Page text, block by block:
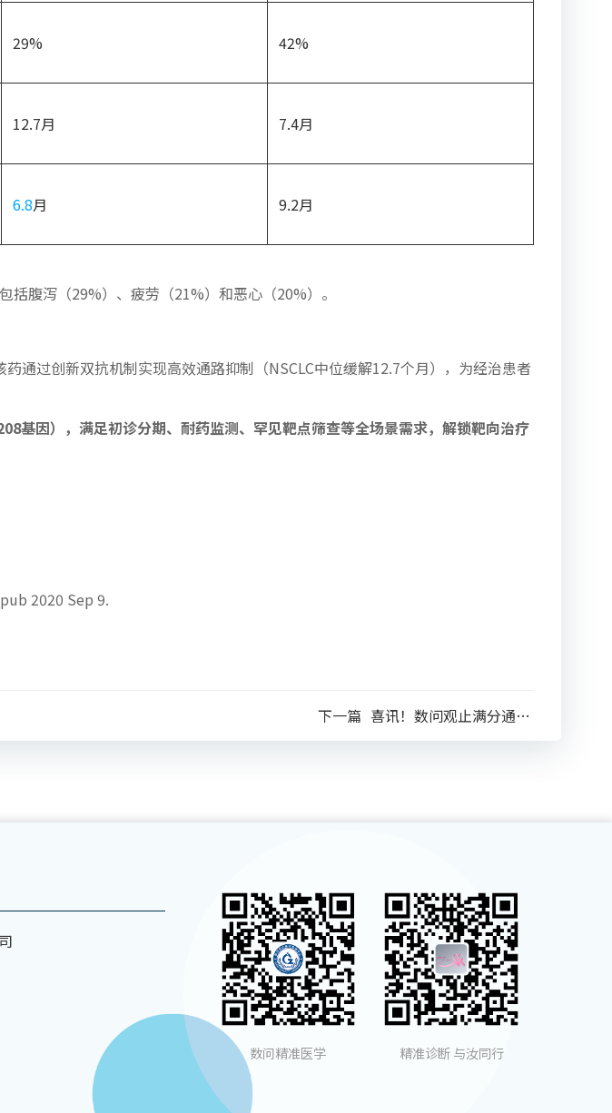
29% 42%
12.7月 7.4月
6.8月 9.2月
腹泻（29%）、疲劳（21%）和恶心（20%）。
通过创新双抗机制实现高效通路抑制（NSCLC中位缓解12.7个月），为经治患者
基因），满足初诊分期、耐药监测、罕见靶点筛查等全场景需求，解锁靶向治疗
2020 Sep 9.
下一篇 喜讯！数问观止满分通过NCCL 2025年《全国肿瘤体细胞突变高通量测序检测生物信息学分析室间质评》
数问精准医学 精准诊断 与汝同行